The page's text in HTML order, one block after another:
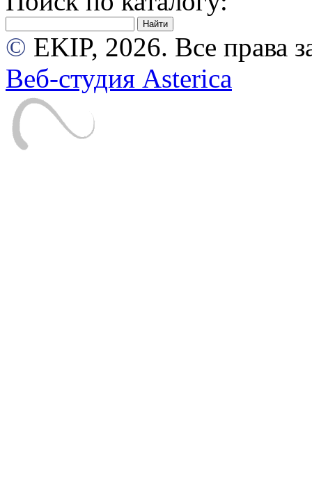
© EKIP, 2026. Все права
Веб-студия Asterica